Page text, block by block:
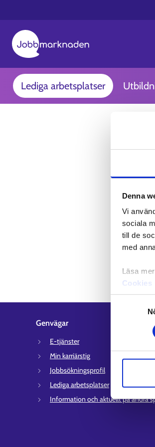
Denna
Vi
sociala
till de
med
Läsa
Cookies
Lediga arbetsplatser
Genvägar
E-tjänster
Min karriärstig
Jobbsökningsprofil
Lediga arbetsplatser
Information och aktuellt på andra